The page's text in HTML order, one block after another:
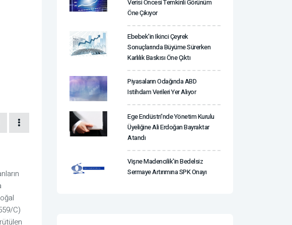
C)
Verisi Öncesi Temkinli Görünüm
Öne Çıkıyor
Ebebek'in Ikinci Çeyrek
Sonuçlarında Büyüme Sürerken
Karlılık Baskısı Öne Çıktı
Piyasaların Odağında ABD
Istihdam Verileri Yer Alıyor
Ege Endüstri'nde Yönetim Kurulu
Üyeliğine Ali Erdoğan Bayraktar
Atandı
Vişne Madencilik'in Bedelsiz
Sermaye Artırımına SPK Onayı